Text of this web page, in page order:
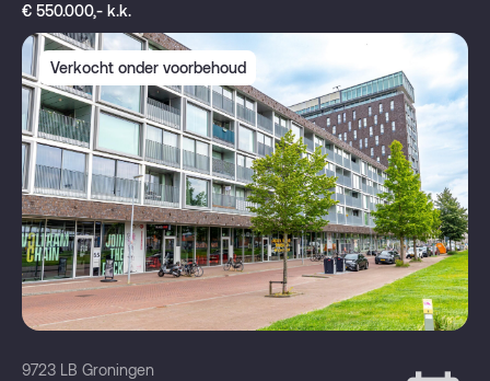
€ 550.000,- k.k.
Verkocht onder voorbehoud
9723 LB Groningen